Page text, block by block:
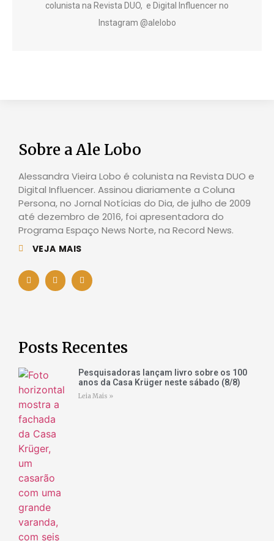
colunista na Revista DUO, e Digital Influencer no
Instagram @alelobo
Sobre a Ale Lobo
Alessandra Vieira Lobo é colunista na Revista DUO e
Digital Influencer. Assinou diariamente a Coluna
Persona, no Jornal Notícias do Dia, de julho de 2009
até dezembro de 2016, foi apresentadora do
Programa Espaço News Norte, na Record News.
VEJA MAIS
Posts Recentes
Pesquisadoras lançam livro sobre os 100
anos da Casa Krüger neste sábado (8/8)
Leia Mais »